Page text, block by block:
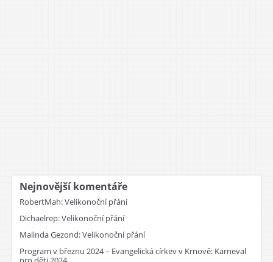
Nejnovější komentáře
RobertMah:Velikonoční přání
Dichaelrep:Velikonoční přání
Malinda Gezond:Velikonoční přání
Program v březnu 2024 – Evangelická církev v Krnově: Karneval